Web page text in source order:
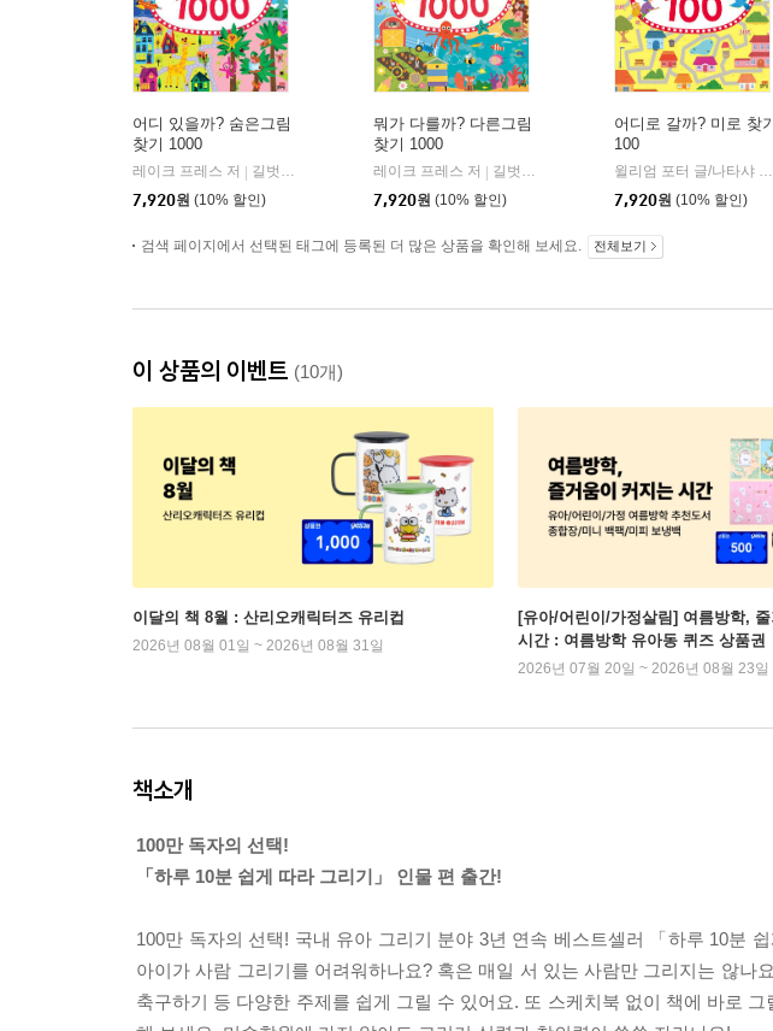
어디 있을까? 숨은그림
찾기 1000
레이크 프레스 저
길벗스쿨
7,920원 (10% 할인)
뭐가 다를까? 다른그림
찾기 1000
레이크 프레스 저
길벗스쿨
7,920원 (10% 할인)
어디로 갈까? 미로 찾
100
윌리엄 포터 글/나타샤 리밍턴엠마 트리하트 그림
7,920원 (10% 할인)
검색 페이지에서 선택된 태그에 등록된 더 많은 상품을 확인해 보세요. 전체보기
이 상품의 이벤트 (10개)
이달의 책 8월 : 산리오캐릭터즈 유리컵
2026년 08월 01일 ~ 2026년 08월 31일
[유아/어린이/가정살림] 여름방학,
시간 : 여름방학 유아동 퀴즈 상품권
2026년 07월 20일 ~ 2026년 08월 23일
책소개
100만 독자의 선택!
「하루 10분 쉽게 따라 그리기」 인물 편 출간!
100만 독자의 선택! 국내 유아 그리기 분야 3년 연속 베스트셀러 「하루 10분
아이가 사람 그리기를 어려워하나요? 혹은 매일 서 있는 사람만 그리지는 않나
축구하기 등 다양한 주제를 쉽게 그릴 수 있어요. 또 스케치북 없이 책에 바로